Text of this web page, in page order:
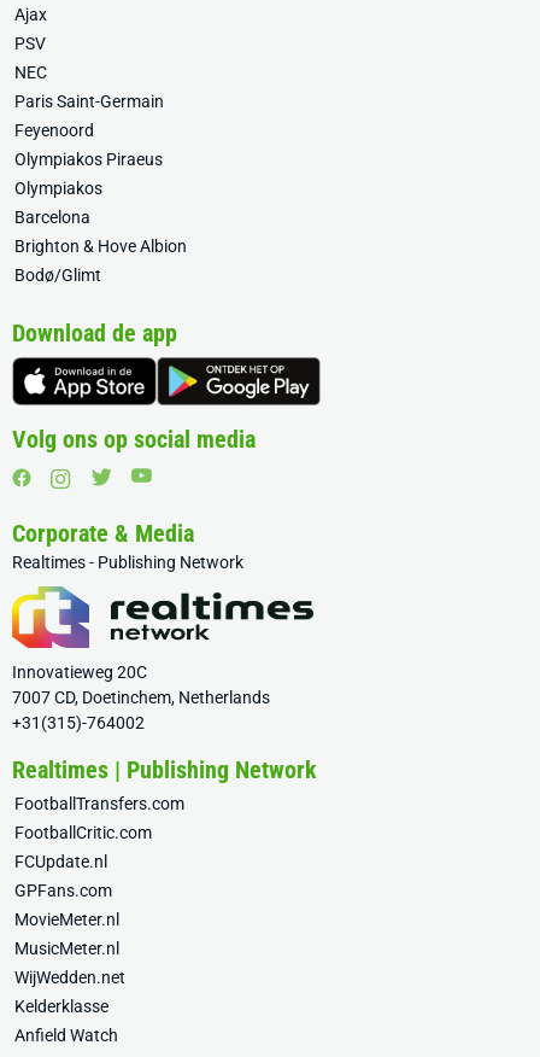
Ajax
PSV
NEC
Paris Saint-Germain
Feyenoord
Olympiakos Piraeus
Olympiakos
Barcelona
Brighton & Hove Albion
Bodø/Glimt
Download de app
Volg ons op social media
Corporate & Media
Realtimes - Publishing Network
Innovatieweg 20C
7007 CD, Doetinchem, Netherlands
+31(315)-764002
Realtimes | Publishing Network
FootballTransfers.com
FootballCritic.com
FCUpdate.nl
GPFans.com
MovieMeter.nl
MusicMeter.nl
WijWedden.net
Kelderklasse
Anfield Watch